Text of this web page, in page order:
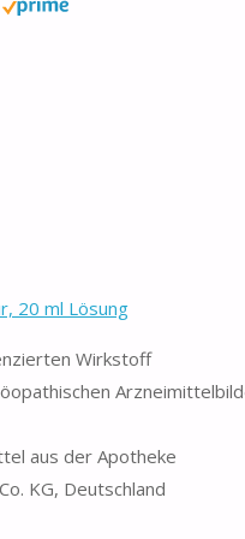
20 ml Lösung
Wirkstoff
aus der Apotheke
KG, Deutschland